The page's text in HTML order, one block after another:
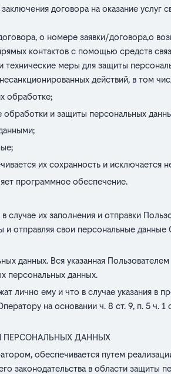
договора на оказание услуг
о номере заявки/договора,о
контактов с помощью средств
меры для защиты
действий, в том
обработке;
и защиты персональных
их сохранность и исключается
программное обеспечение.
случае их заполнения и отправки
свои персональные данные
данных. Вся указанная
персональных данных.
лично ему и что в случае указания в
на основании ч. 8 ст. 9, п. 5
ПЕРСОНАЛЬНЫХ ДАННЫХ
обеспечивается путем
законодательства в области защиты